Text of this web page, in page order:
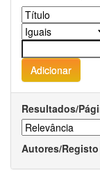
Resultados/
Autores/Registo